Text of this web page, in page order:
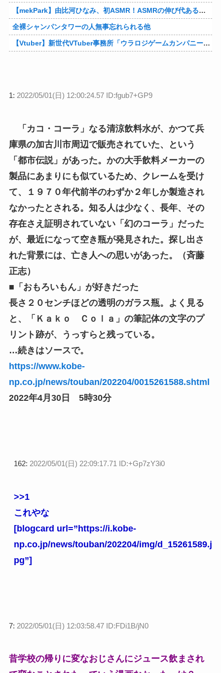
【mekPark】由比河ひなみ、初ASMR！ASMRの伸び代あるよ他
全裸シャンパンタワーの人無事忘れられる他
【Vtuber】新世代VTuber事務所「ウラロジゲームカンパニー」より、ゲームの世界から“逆異世界転生”した5名が8月19日にデビュー！他
1: 2022/05/01(日) 12:00:24.57 ID:fgub7+GP9
「カコ・コーラ」なる清涼飲料水が、かつて兵
庫県の加古川市周辺で販売されていた、という
「都市伝説」があった。かの大手飲料メーカーの
製品にあまりにも似ているため、クレームを受け
て、１９７０年代前半のわずか２年しか製造され
なかったとされる。知る人は少なく、長年、その
存在さえ証明されていない「幻のコーラ」だった
が、最近になって空き瓶が発見された。探し出さ
れた背景には、亡き人への思いがあった。（斉藤
正志）
■「おもろいもん」が好きだった
長さ２０センチほどの透明のガラス瓶。よく見る
と、「Ｋａｋｏ Ｃｏｌａ」の筆記体の文字のプ
リント跡が、うっすらと残っている。
…続きはソースで。
https://www.kobe-
np.co.jp/news/touban/202204/0015261588.shtml
2022年4月30日 5時30分
162: 2022/05/01(日) 22:09:17.71 ID:+Gp7zY3i0
>>1
これやな
[blogcard url=”https://i.kobe-
np.co.jp/news/touban/202204/img/d_15261589.j
pg”]
7: 2022/05/01(日) 12:03:58.47 ID:FDi1B/jN0
昔学校の帰りに変なおじさんにジュース飲まされ